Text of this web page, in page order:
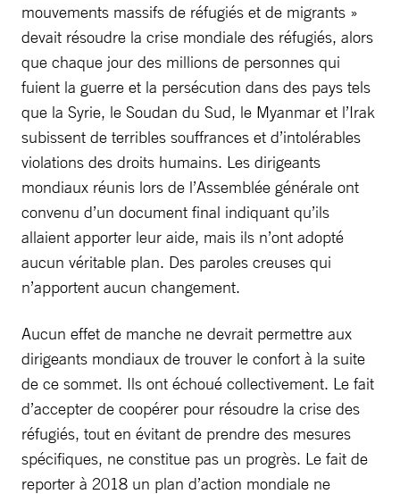
mouvements massifs de réfugiés et de migrants »
devait résoudre la crise mondiale des réfugiés, alors
que chaque jour des millions de personnes qui
fuient la guerre et la persécution dans des pays tels
que la Syrie, le Soudan du Sud, le Myanmar et l’Irak
subissent de terribles souffrances et d’intolérables
violations des droits humains. Les dirigeants
mondiaux réunis lors de l’Assemblée générale ont
convenu d’un document final indiquant qu’ils
allaient apporter leur aide, mais ils n’ont adopté
aucun véritable plan. Des paroles creuses qui
n’apportent aucun changement.
Aucun effet de manche ne devrait permettre aux
dirigeants mondiaux de trouver le confort à la suite
de ce sommet. Ils ont échoué collectivement. Le fait
d’accepter de coopérer pour résoudre la crise des
réfugiés, tout en évitant de prendre des mesures
spécifiques, ne constitue pas un progrès. Le fait de
reporter à 2018 un plan d’action mondiale ne